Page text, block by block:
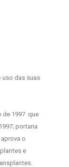
uso das suas
de 1997 que
portaria
o
e